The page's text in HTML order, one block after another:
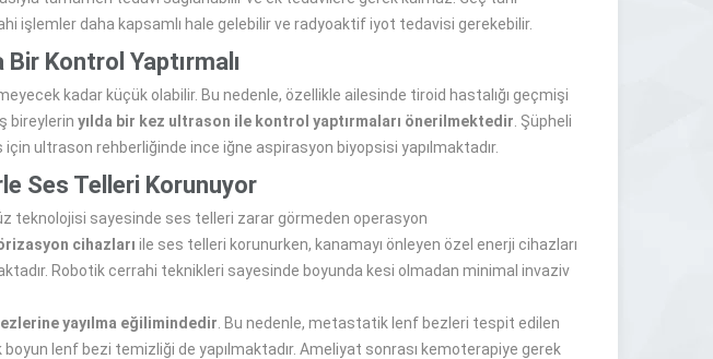
işlemler daha kapsamlı hale gelebilir ve radyoaktif iyot tedavisi gerekebilir.
Kontrol Yaptırmalı
kadar küçük olabilir. Bu nedenle, özellikle ailesinde tiroid hastalığı geçmişi
bireylerin yılda bir kez ultrason ile kontrol yaptırmaları önerilmektedir . Şüpheli
ultrason rehberliğinde ince iğne aspirasyon biyopsisi yapılmaktadır.
Ses Telleri Korunuyor
teknolojisi sayesinde ses telleri zarar görmeden operasyon
cihazları ile ses telleri korunurken, kanamayı önleyen özel enerji cihazları
Robotik cerrahi teknikleri sayesinde boyunda kesi olmadan minimal invaziv
yayılma eğilimindedir . Bu nedenle, metastatik lenf bezleri tespit edilen
lenf bezi temizliği de yapılmaktadır. Ameliyat sonrası kemoterapiye gerek